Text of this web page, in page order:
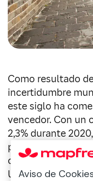
Como resultado
incertidumbre
este siglo ha
vencedor. Con un
2,3% durante
principales
crucero, y sobre
Unidos, que se
Aviso de